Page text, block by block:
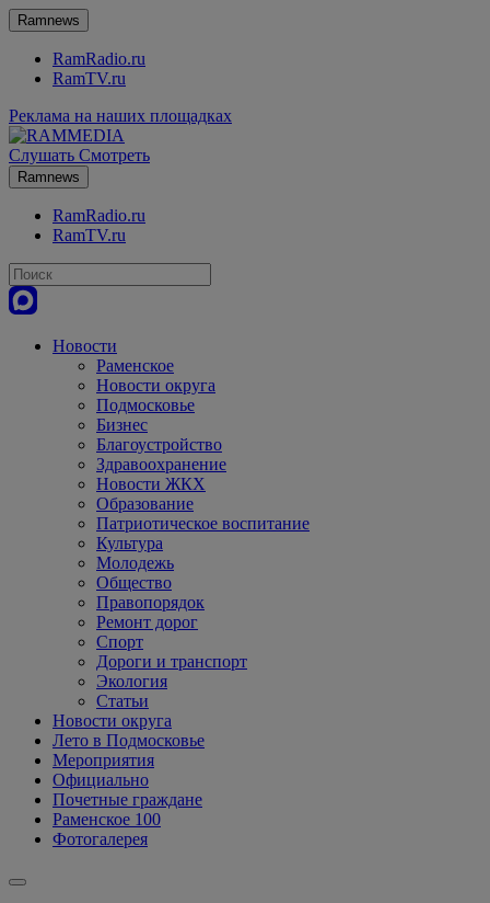
Ramnews
RamRadio.ru
RamTV.ru
Реклама на наших площадках
Слушать Смотреть
Ramnews
RamRadio.ru
RamTV.ru
Новости
Раменское
Новости округа
Подмосковье
Бизнес
Благоустройство
Здравоохранение
Новости ЖКХ
Образование
Патриотическое воспитание
Культура
Молодежь
Общество
Правопорядок
Ремонт дорог
Спорт
Дороги и транспорт
Экология
Статьи
Новости округа
Лето в Подмосковье
Мероприятия
Официально
Почетные граждане
Раменское 100
Фотогалерея